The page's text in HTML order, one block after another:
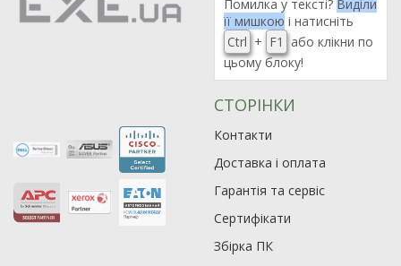
Рейтинг EXE.ua:
974
19
Помилка у тексті? Виділи
її мишкою і натисніть
Ctrl + F1
або клікни по
цьому блоку!
СТОРІНКИ
Контакти
Доставка і оплата
Гарантія та сервіс
Сертифікати
Збірка ПК